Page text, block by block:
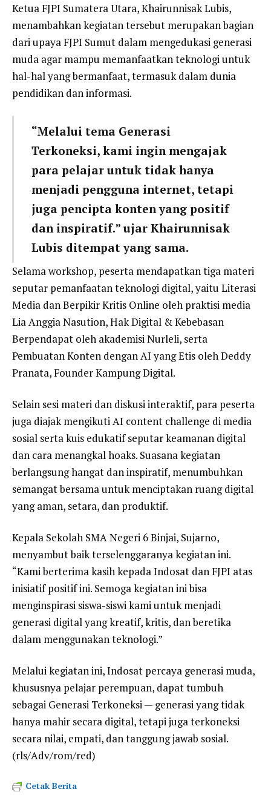
Ketua FJPI Sumatera Utara, Khairunnisak Lubis,
menambahkan kegiatan tersebut merupakan bagian
dari upaya FJPI Sumut dalam mengedukasi generasi
muda agar mampu memanfaatkan teknologi untuk
hal-hal yang bermanfaat, termasuk dalam dunia
pendidikan dan informasi.
“Melalui tema Generasi
Terkoneksi, kami ingin mengajak
para pelajar untuk tidak hanya
menjadi pengguna internet, tetapi
juga pencipta konten yang positif
dan inspiratif.” ujar Khairunnisak
Lubis ditempat yang sama.
Selama workshop, peserta mendapatkan tiga materi
seputar pemanfaatan teknologi digital, yaitu Literasi
Media dan Berpikir Kritis Online oleh praktisi media
Lia Anggia Nasution, Hak Digital & Kebebasan
Berpendapat oleh akademisi Nurleli, serta
Pembuatan Konten dengan AI yang Etis oleh Deddy
Pranata, Founder Kampung Digital.
Selain sesi materi dan diskusi interaktif, para peserta
juga diajak mengikuti AI content challenge di media
sosial serta kuis edukatif seputar keamanan digital
dan cara menangkal hoaks. Suasana kegiatan
berlangsung hangat dan inspiratif, menumbuhkan
semangat bersama untuk menciptakan ruang digital
yang aman, setara, dan produktif.
Kepala Sekolah SMA Negeri 6 Binjai, Sujarno,
menyambut baik terselenggaranya kegiatan ini.
“Kami berterima kasih kepada Indosat dan FJPI atas
inisiatif positif ini. Semoga kegiatan ini bisa
menginspirasi siswa-siswi kami untuk menjadi
generasi digital yang kreatif, kritis, dan beretika
dalam menggunakan teknologi.”
Melalui kegiatan ini, Indosat percaya generasi muda,
khususnya pelajar perempuan, dapat tumbuh
sebagai Generasi Terkoneksi — generasi yang tidak
hanya mahir secara digital, tetapi juga terkoneksi
secara nilai, empati, dan tanggung jawab sosial.
(rls/Adv/rom/red)
Cetak Berita